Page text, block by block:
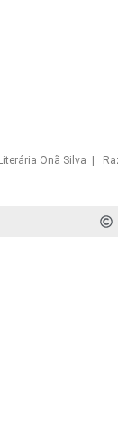
Literária Onã Silva |